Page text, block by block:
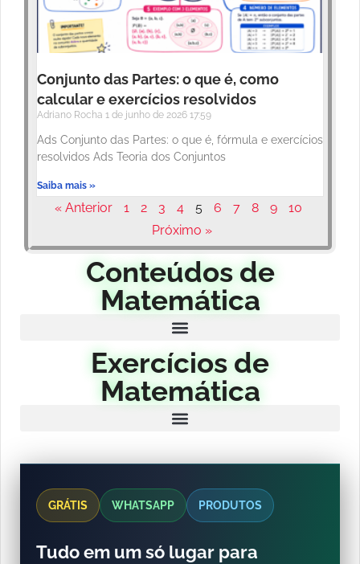
Conjunto das Partes: o que é, como
calcular e exercícios resolvidos
Adriano Rocha 1 de junho de 2026 17:59
Ads Conjunto das Partes: o que é, fórmula e exercícios
resolvidos Ads Teoria dos Conjuntos
Saiba mais »
« Anterior 1 2 3 4 5 6 7 8 9
10
Próximo »
Conteúdos de
Matemática
Exercícios de
Matemática
GRÁTIS WHATSAPP PRODUTOS
Tudo em um só lugar para